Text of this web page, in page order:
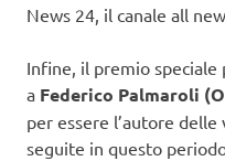
News 24, il canale all
Infine, il premio speciale
a Federico Palmaroli
per essere l’autore
seguite in questo